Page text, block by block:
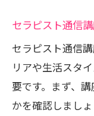
スキマ時間
の魅力
通勤時
昼休み
オンラ
セラピスト通信
セラピスト通信
リアや生活スタ
要です。まず、
かを確認しまし